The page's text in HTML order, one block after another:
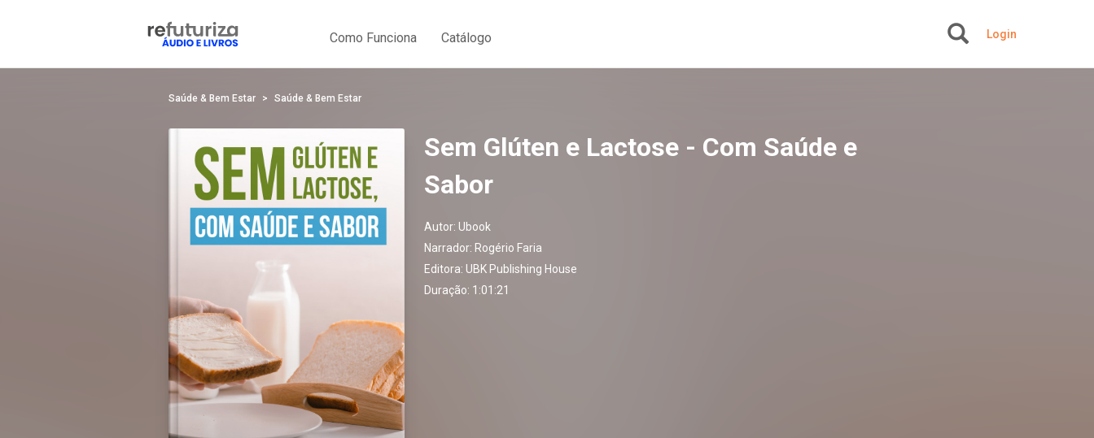
Como Funciona Catálogo Login
Saúde & Bem Estar Saúde & Bem Estar
Sem Glúten e Lactose - Com Saúde e
Sabor
Autor: Ubook
Narrador: Rogério Faria
Editora: UBK Publishing House
Duração: 1:01:21